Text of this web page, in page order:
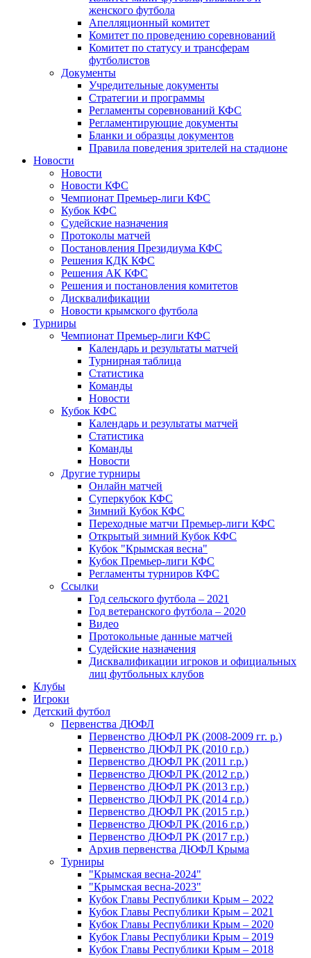
женского футбола
Апелляционный комитет
Комитет по проведению соревнований
Комитет по статусу и трансферам
футболистов
Документы
Учредительные документы
Стратегии и программы
Регламенты соревнований КФС
Регламентирующие документы
Бланки и образцы документов
Правила поведения зрителей на стадионе
Новости
Новости
Новости КФС
Чемпионат Премьер-лиги КФС
Кубок КФС
Судейские назначения
Протоколы матчей
Постановления Президиума КФС
Решения КДК КФС
Решения АК КФС
Решения и постановления комитетов
Дисквалификации
Новости крымского футбола
Турниры
Чемпионат Премьер-лиги КФС
Календарь и результаты матчей
Турнирная таблица
Статистика
Команды
Новости
Кубок КФС
Календарь и результаты матчей
Статистика
Команды
Новости
Другие турниры
Онлайн матчей
Суперкубок КФС
Зимний Кубок КФС
Переходные матчи Премьер-лиги КФС
Открытый зимний Кубок КФС
Кубок "Крымская весна"
Кубок Премьер-лиги КФС
Регламенты турниров КФС
Ссылки
Год сельского футбола – 2021
Год ветеранского футбола – 2020
Видео
Протокольные данные матчей
Судейские назначения
Дисквалификации игроков и официальных
лиц футбольных клубов
Клубы
Игроки
Детский футбол
Первенства ДЮФЛ
Первенство ДЮФЛ РК (2008-2009 гг. р.)
Первенство ДЮФЛ РК (2010 г.р.)
Первенство ДЮФЛ РК (2011 г.р.)
Первенство ДЮФЛ РК (2012 г.р.)
Первенство ДЮФЛ РК (2013 г.р.)
Первенство ДЮФЛ РК (2014 г.р.)
Первенство ДЮФЛ РК (2015 г.р.)
Первенство ДЮФЛ РК (2016 г.р.)
Первенство ДЮФЛ РК (2017 г.р.)
Архив первенства ДЮФЛ Крыма
Турниры
"Крымская весна-2024"
"Крымская весна-2023"
Кубок Главы Республики Крым – 2022
Кубок Главы Республики Крым – 2021
Кубок Главы Республики Крым – 2020
Кубок Главы Республики Крым – 2019
Кубок Главы Республики Крым – 2018